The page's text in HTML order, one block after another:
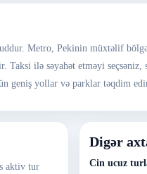
Metro, Pekinin müxtəlif
ilə səyahət etməyi seçsəniz,
geniş yollar və parklar təqdim
aktiv tur
Digər
Cin ucuz